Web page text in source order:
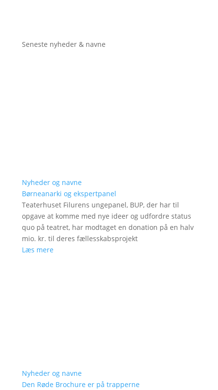
Seneste nyheder & navne
Nyheder og navne
Børneanarki og ekspertpanel
Teaterhuset Filurens ungepanel, BUP, der har til
opgave at komme med nye ideer og udfordre status
quo på teatret, har modtaget en donation på en halv
mio. kr. til deres fællesskabsprojekt
Læs mere
Nyheder og navne
Den Røde Brochure er på trapperne